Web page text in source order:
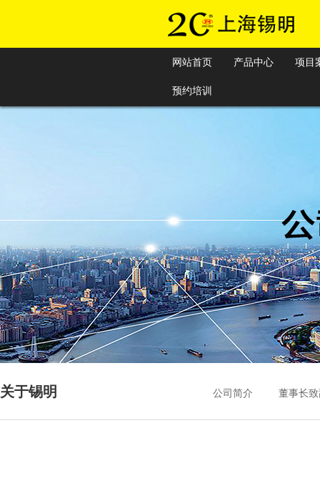
网站首页 产品中心 项目
预约培训
关于锡明 公司简介 董事长